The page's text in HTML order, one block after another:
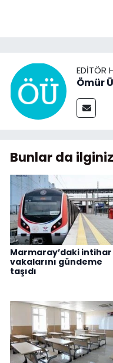
EDITÖR
Ömür
Bunlar da
Marmaray’daki intihar
vakalarını gündeme
taşıdı